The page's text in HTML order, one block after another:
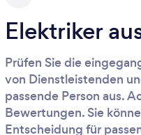
Elektriker
Prüfen Sie die
von Dienstleistenden
passende Person aus.
Bewertungen. Sie
Entscheidung für